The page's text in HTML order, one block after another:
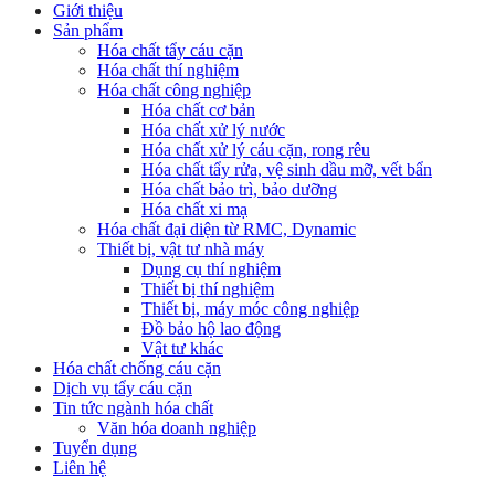
Giới thiệu
Sản phẩm
Hóa chất tẩy cáu cặn
Hóa chất thí nghiệm
Hóa chất công nghiệp
Hóa chất cơ bản
Hóa chất xử lý nước
Hóa chất xử lý cáu cặn, rong rêu
Hóa chất tẩy rửa, vệ sinh dầu mỡ, vết bẩn
Hóa chất bảo trì, bảo dưỡng
Hóa chất xi mạ
Hóa chất đại diện từ RMC, Dynamic
Thiết bị, vật tư nhà máy
Dụng cụ thí nghiệm
Thiết bị thí nghiệm
Thiết bị, máy móc công nghiệp
Đồ bảo hộ lao động
Vật tư khác
Hóa chất chống cáu cặn
Dịch vụ tẩy cáu cặn
Tin tức ngành hóa chất
Văn hóa doanh nghiệp
Tuyển dụng
Liên hệ